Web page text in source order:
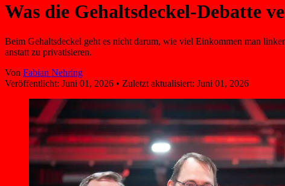
Was die Gehaltsdeckel-Debatte
Beim Gehaltsdeckel geht es nicht darum, wie viel Einkommen man
anstatt zu privatisieren.
Von Fabian Nehring
Veröffentlicht: Juni 01, 2026 • Zuletzt aktualisiert: Juni 01, 2026